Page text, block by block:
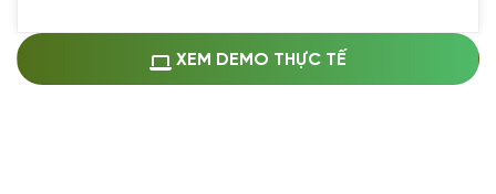
Thay logo + thông tin doanh nghiệp
(+100.000 VND)
XEM DEMO THỰC TẾ